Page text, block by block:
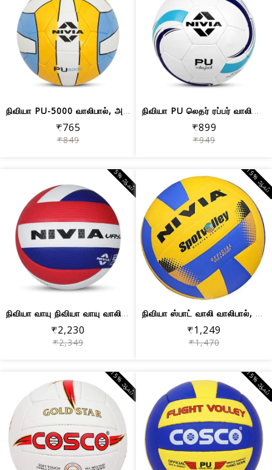
நிவியா PU-5000 வாலிபால், அளவு 4
₹765
₹849
நிவியா PU லெதர் ரப்பர் வாலிபால் (அளவு...
₹899
₹949
நிவியா வாயு நிவியா வாயு வாலிபால் | 12...
₹2,230
₹2,349
5% ஆஃப்
நிவியா ஸ்பாட் வாலி வாலிபால், அளவு 4
₹1,249
₹1,470
15%
15% ஆஃப் 15%